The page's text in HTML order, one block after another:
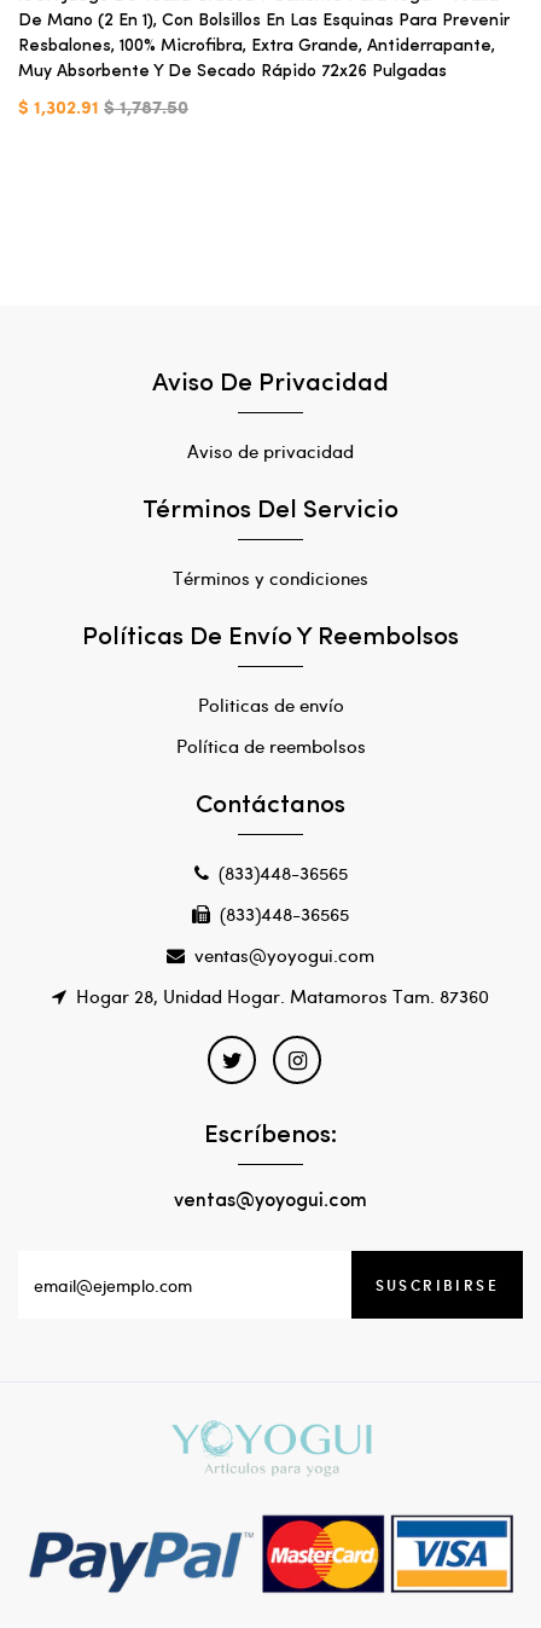
De Mano (2 En 1), Con Bolsillos En Las Esquinas Para Prevenir
Resbalones, 100% Microfibra, Extra Grande, Antiderrapante,
Muy Absorbente Y De Secado Rápido 72x26 Pulgadas
$ 1,302.91 $ 1,787.50
Aviso De Privacidad
Aviso de privacidad
Términos Del Servicio
Términos y condiciones
Políticas De Envío Y Reembolsos
Politicas de envío
Política de reembolsos
Contáctanos
(833)448-36565
(833)448-36565
ventas@yoyogui.com
Hogar 28, Unidad Hogar. Matamoros Tam. 87360
Escríbenos:
ventas@yoyogui.com
SUSCRIBIRSE